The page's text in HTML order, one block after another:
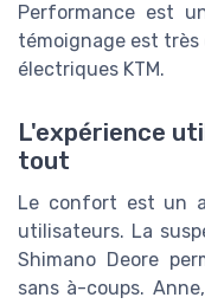
Performance est
témoignage est très
électriques KTM.
L'expérience
tout
Le confort est un
utilisateurs. La
Shimano Deore
sans à-coups.